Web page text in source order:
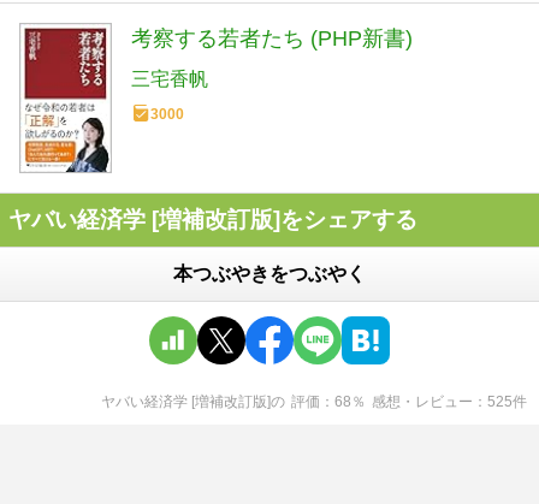
考察する若者たち (PHP新書)
三宅香帆
3000
ヤバい経済学 [増補改訂版]をシェアする
本つぶやきをつぶやく
ヤバい経済学 [増補改訂版]の 評価 68 ％ 感想・レビュー 525件